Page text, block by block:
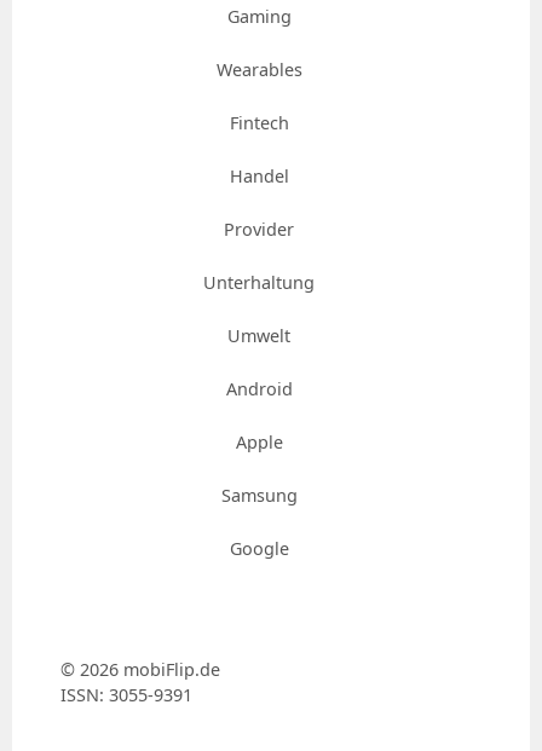
Gaming
Wearables
Fintech
Handel
Provider
Unterhaltung
Umwelt
Android
Apple
Samsung
Google
© 2026 mobiFlip.de
ISSN: 3055-9391